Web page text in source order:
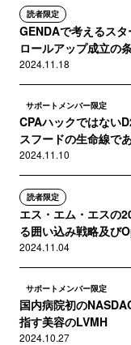
読者限定
GENDAで考えるス
ロールアップ成立の
2024.11.18
サポートメンバー限定
CPAハックではない
スフードの生命線で
2024.11.10
読者限定
エス・エム・エスの
る囲い込み戦略及び
2024.11.04
サポートメンバー限定
国内病院初の
指す美容のLVMH
2024.10.27